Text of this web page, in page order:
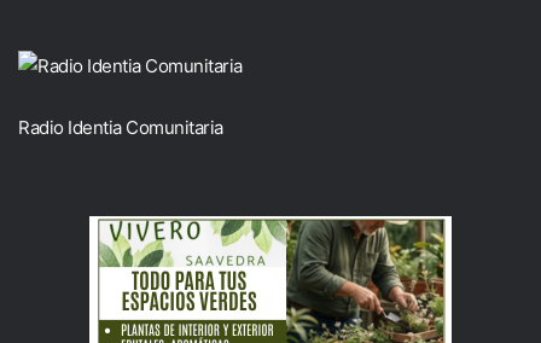
Radio Identia Comunitaria